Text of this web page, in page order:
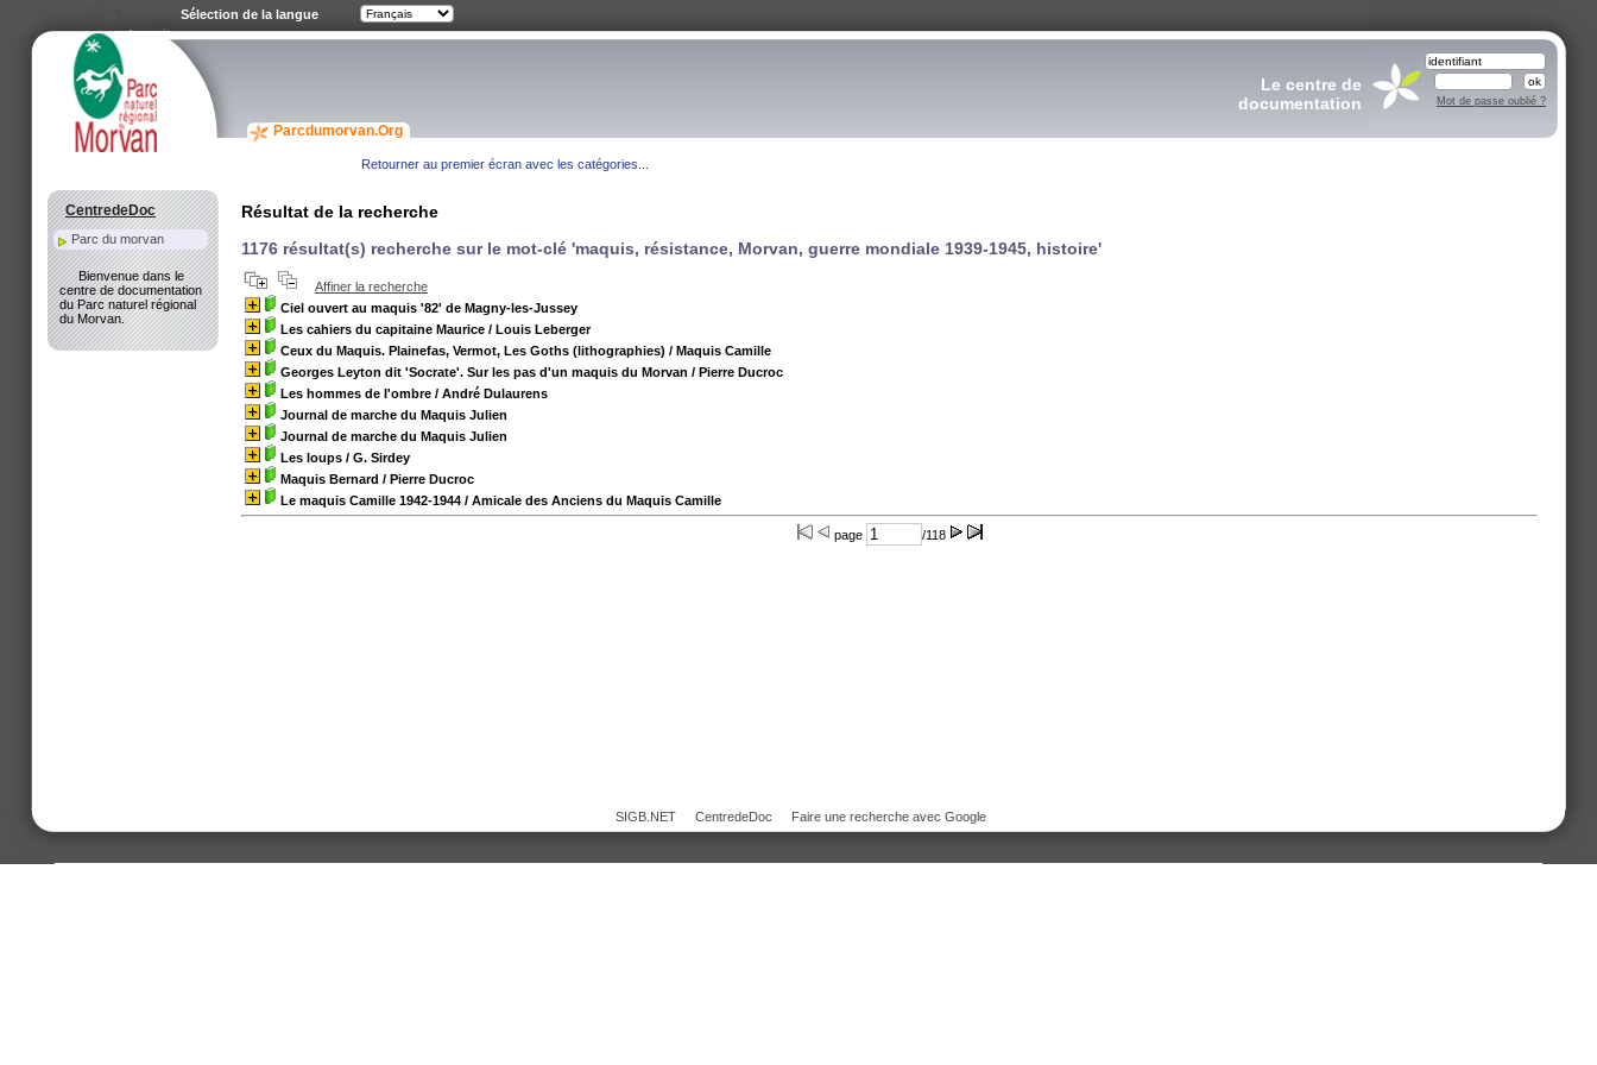
Parcdumorvan.Org
Le centre de
documentation
Retourner au premier écran avec les catégories...
Résultat de la recherche
1176 résultat(s) recherche sur le mot-clé 'maquis, résistance, Morvan, guerre mondiale 1939-1945, histoire'
Affiner la recherche
Ciel ouvert au maquis '82' de Magny-les-Jussey
Les cahiers du capitaine Maurice / Louis Leberger
Ceux du Maquis. Plainefas, Vermot, Les Goths (lithographies) / Maquis Camille
Georges Leyton dit 'Socrate'. Sur les pas d'un maquis du Morvan / Pierre Ducroc
Les hommes de l'ombre / André Dulaurens
Journal de marche du Maquis Julien
Journal de marche du Maquis Julien
Les loups / G. Sirdey
Maquis Bernard / Pierre Ducroc
Le maquis Camille 1942-1944 / Amicale des Anciens du Maquis Camille
page /118
SIGB.NET CentredeDoc Faire une recherche avec Google
CentredeDoc
Parc du morvan
Bienvenue dans le
centre de documentation
du Parc naturel régional
du Morvan.
Sélection de la langue
Mot de passe oublié ?